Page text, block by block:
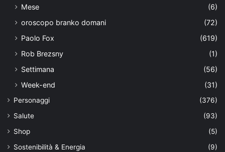
Mese
(6)
oroscopo branko domani
(72)
Paolo Fox
(619)
Rob Brezsny
(1)
Settimana
(56)
Week-end
(31)
Personaggi
(376)
Salute
(93)
Shop
(5)
Sostenibilità & Energia
(9)